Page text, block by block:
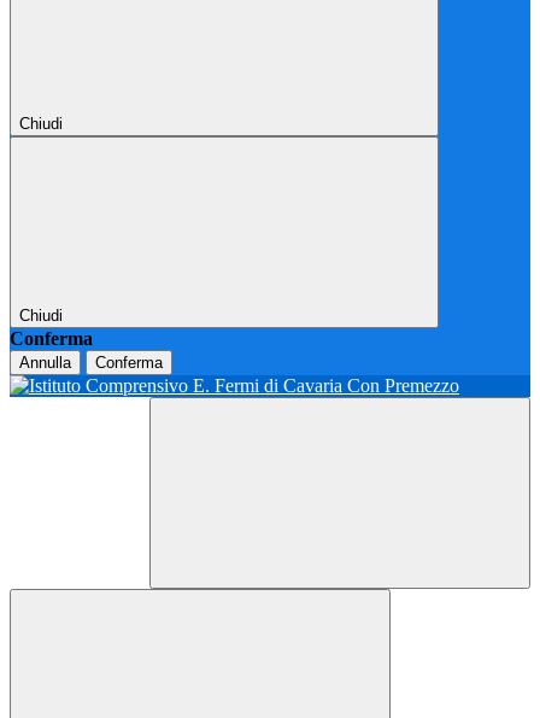
Chiudi
Chiudi
Conferma
Annulla Conferma